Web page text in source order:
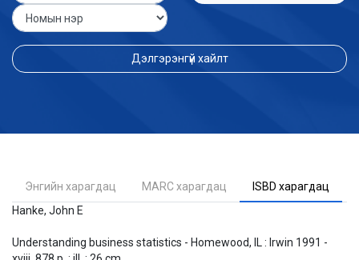
Дэлгэрэнгүй хайлт
Энгийн харагдац MARC харагдац
ISBD харагдац
Hanke, John E
Understanding business statistics - Homewood, IL : Irwin 1991 -